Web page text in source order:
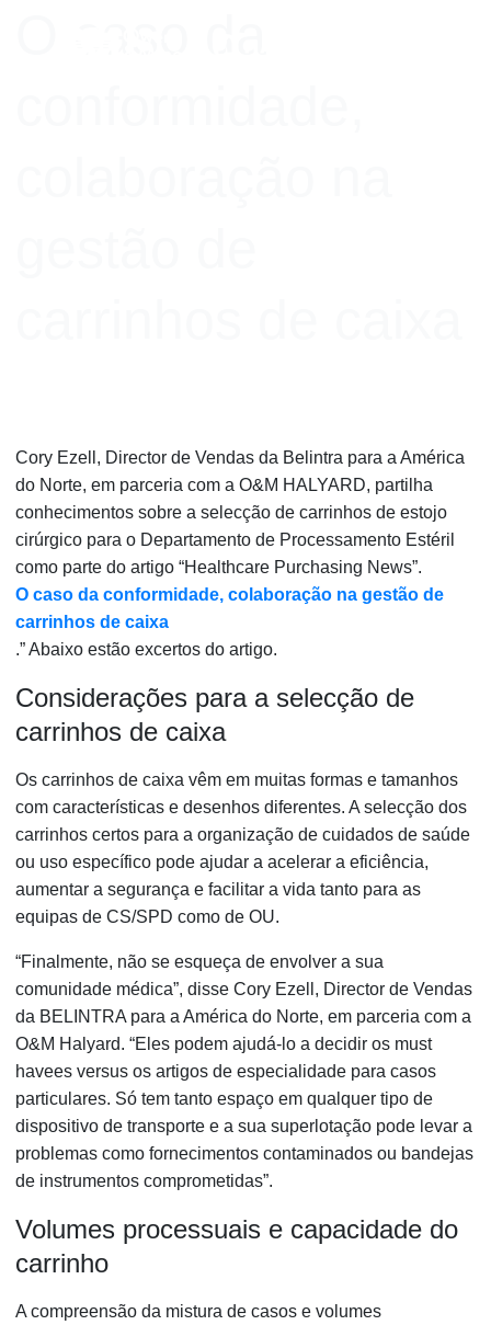
Cory Ezell, Director de Vendas da Belintra para a América
do Norte, em parceria com a O&M HALYARD, partilha
conhecimentos sobre a selecção de carrinhos de estojo
cirúrgico para o Departamento de Processamento Estéril
como parte do artigo “Healthcare Purchasing News”.
O caso da conformidade, colaboração na gestão de
carrinhos de caixa
.” Abaixo estão excertos do artigo.
Considerações para a selecção de
carrinhos de caixa
Os carrinhos de caixa vêm em muitas formas e tamanhos
com características e desenhos diferentes. A selecção dos
carrinhos certos para a organização de cuidados de saúde
ou uso específico pode ajudar a acelerar a eficiência,
aumentar a segurança e facilitar a vida tanto para as
equipas de CS/SPD como de OU.
“Finalmente, não se esqueça de envolver a sua
comunidade médica”, disse Cory Ezell, Director de Vendas
da BELINTRA para a América do Norte, em parceria com a
O&M Halyard. “Eles podem ajudá-lo a decidir os must
havees versus os artigos de especialidade para casos
particulares. Só tem tanto espaço em qualquer tipo de
dispositivo de transporte e a sua superlotação pode levar a
problemas como fornecimentos contaminados ou bandejas
de instrumentos comprometidas”.
Volumes processuais e capacidade do
carrinho
A compreensão da mistura de casos e volumes